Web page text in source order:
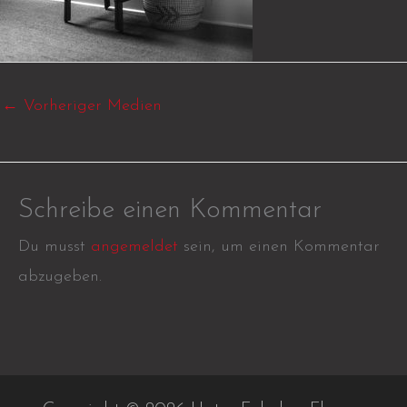
← Vorheriger Medien
Schreibe einen Kommentar
Du musst angemeldet sein, um einen Kommentar
abzugeben.